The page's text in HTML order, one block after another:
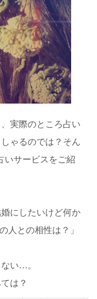
実際のところ占い
ゃるのでは？そん
いサービスをご紹
にしたいけど何か
人との相性は？」
い…。
は？